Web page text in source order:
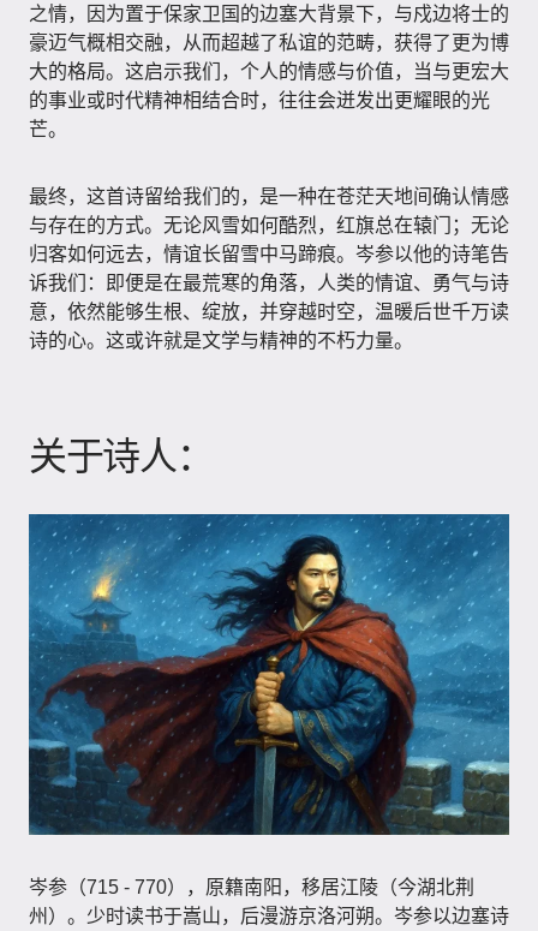
之情，因为置于保家卫国的边塞大背景下，与戍边将士的
豪迈气概相交融，从而超越了私谊的范畴，获得了更为博
大的格局。这启示我们，个人的情感与价值，当与更宏大
的事业或时代精神相结合时，往往会迸发出更耀眼的光
芒。
最终，这首诗留给我们的，是一种在苍茫天地间确认情感
与存在的方式。无论风雪如何酷烈，红旗总在辕门；无论
归客如何远去，情谊长留雪中马蹄痕。岑参以他的诗笔告
诉我们：即便是在最荒寒的角落，人类的情谊、勇气与诗
意，依然能够生根、绽放，并穿越时空，温暖后世千万读
诗的心。这或许就是文学与精神的不朽力量。
关于诗人：
岑参（715 - 770），原籍南阳，移居江陵（今湖北荆
州）。少时读书于嵩山，后漫游京洛河朔。岑参以边塞诗